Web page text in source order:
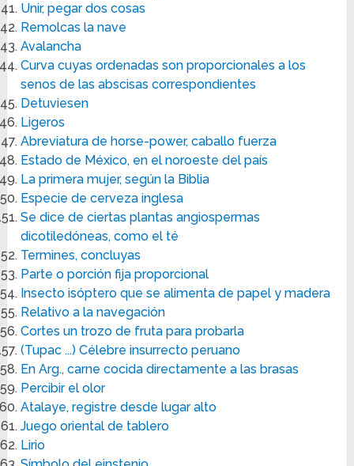
Unir, pegar dos cosas
Remolcas la nave
Avalancha
Curva cuyas ordenadas son proporcionales a los
senos de las abscisas correspondientes
Detuviesen
Ligeros
Abreviatura de horse-power, caballo fuerza
Estado de México, en el noroeste del país
La primera mujer, según la Biblia
Especie de cerveza inglesa
Se dice de ciertas plantas angiospermas
dicotiledóneas, como el té
Termines, concluyas
Parte o porción fija proporcional
Insecto isóptero que se alimenta de papel y madera
Relativo a la navegación
Cortes un trozo de fruta para probarla
(Tupac ...) Célebre insurrecto peruano
En Arg., carne cocida directamente a las brasas
Percibir el olor
Atalaye, registre desde lugar alto
Juego oriental de tablero
Lirio